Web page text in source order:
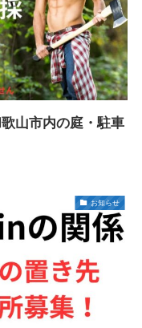
山市内の庭・駐車
お知らせ